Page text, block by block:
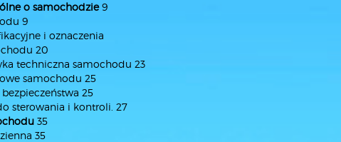
o samochodzie9
9
i oznaczenia
20
techniczna samochodu 23
samochodu 25
25
sterowania i kontroli. 27
35
35